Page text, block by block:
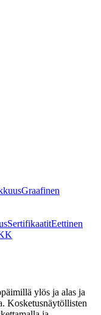
Graafinen
SertifikaatitEettinen
ylös ja alas ja
Kosketusnäytöllisten